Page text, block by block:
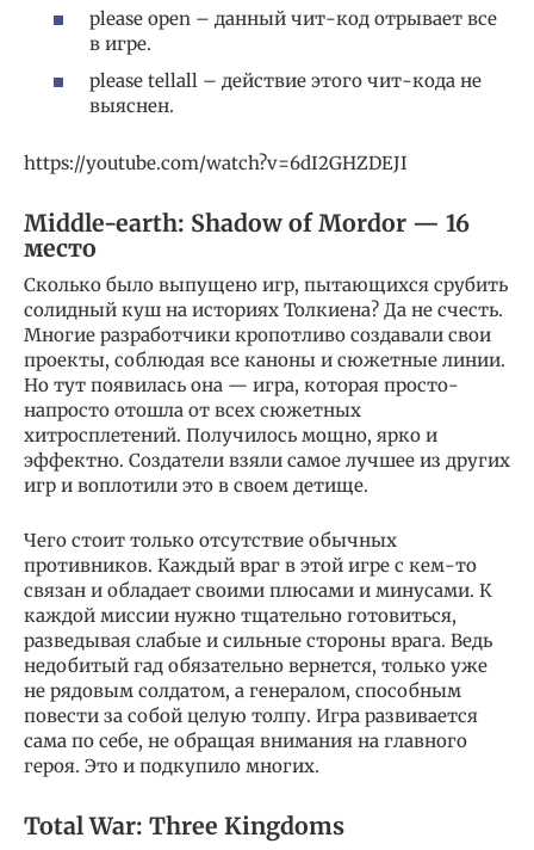
please open – данный чит-код отрывает все
в игре.
please tellall – действие этого чит-кода не
выяснен.
https://youtube.com/watch?v=6dI2GHZDEJI
Middle-earth: Shadow of Mordor — 16
место
Сколько было выпущено игр, пытающихся срубить
солидный куш на историях Толкиена? Да не счесть.
Многие разработчики кропотливо создавали свои
проекты, соблюдая все каноны и сюжетные линии.
Но тут появилась она — игра, которая просто-
напросто отошла от всех сюжетных
хитросплетений. Получилось мощно, ярко и
эффектно. Создатели взяли самое лучшее из других
игр и воплотили это в своем детище.
Чего стоит только отсутствие обычных
противников. Каждый враг в этой игре с кем-то
связан и обладает своими плюсами и минусами. К
каждой миссии нужно тщательно готовиться,
разведывая слабые и сильные стороны врага. Ведь
недобитый гад обязательно вернется, только уже
не рядовым солдатом, а генералом, способным
повести за собой целую толпу. Игра развивается
сама по себе, не обращая внимания на главного
героя. Это и подкупило многих.
Total War: Three Kingdoms